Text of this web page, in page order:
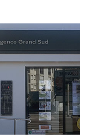
Grand Sud
Chinon
- 37300